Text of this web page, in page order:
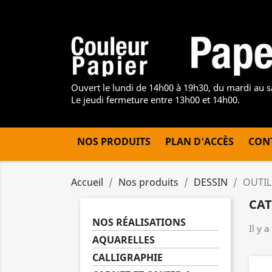
Ouvert le lundi de 14h00 à 19h30, du mardi au
Le jeudi fermeture entre 13h00 et 14h00.
NOS PRODUITS PLAN D'ACCÈS
Accueil Nos produits DESSIN
NOS RÉALISATIONS
AQUARELLES
CALLIGRAPHIE
Il y a